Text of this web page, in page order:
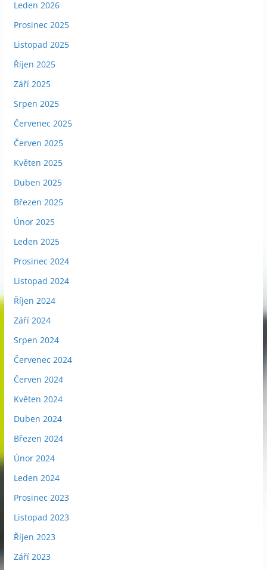
Leden 2026
Prosinec 2025
Listopad 2025
Říjen 2025
Září 2025
Srpen 2025
Červenec 2025
Červen 2025
Květen 2025
Duben 2025
Březen 2025
Únor 2025
Leden 2025
Prosinec 2024
Listopad 2024
Říjen 2024
Září 2024
Srpen 2024
Červenec 2024
Červen 2024
Květen 2024
Duben 2024
Březen 2024
Únor 2024
Leden 2024
Prosinec 2023
Listopad 2023
Říjen 2023
Září 2023